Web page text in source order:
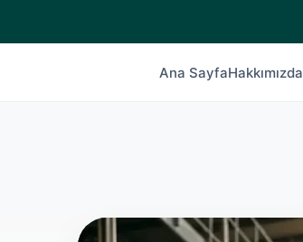
Ana SayfaHakkımızda